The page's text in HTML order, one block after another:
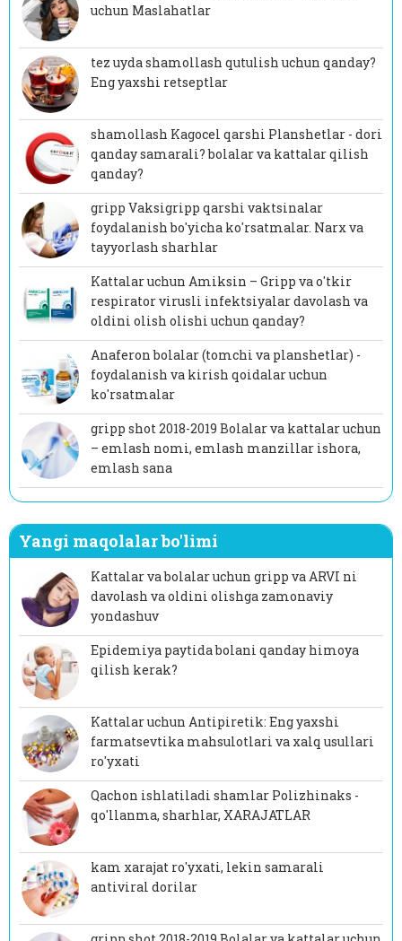
uchun Maslahatlar
tez uyda shamollash qutulish uchun qanday?
Eng yaxshi retseptlar
shamollash Kagocel qarshi Planshetlar - dori
qanday samarali? bolalar va kattalar qilish
qanday?
gripp Vaksigripp qarshi vaktsinalar
foydalanish bo'yicha ko'rsatmalar. Narx va
tayyorlash sharhlar
Kattalar uchun Amiksin – Gripp va o'tkir
respirator virusli infektsiyalar davolash va
oldini olish olishi uchun qanday?
Anaferon bolalar (tomchi va planshetlar) -
foydalanish va kirish qoidalar uchun
ko'rsatmalar
gripp shot 2018-2019 Bolalar va kattalar uchun
– emlash nomi, emlash manzillar ishora,
emlash sana
Yangi maqolalar bo'limi
Kattalar va bolalar uchun gripp va ARVI ni
davolash va oldini olishga zamonaviy
yondashuv
Epidemiya paytida bolani qanday himoya
qilish kerak?
Kattalar uchun Antipiretik: Eng yaxshi
farmatsevtika mahsulotlari va xalq usullari
ro'yxati
Qachon ishlatiladi shamlar Polizhinaks -
qo'llanma, sharhlar, XARAJATLAR
kam xarajat ro'yxati, lekin samarali
antiviral dorilar